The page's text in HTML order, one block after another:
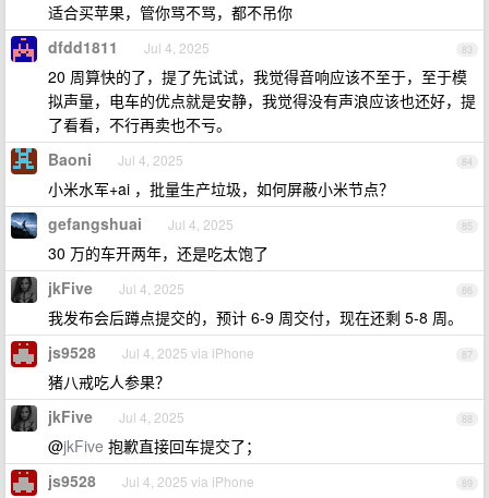
适合买苹果，管你骂不骂，都不吊你
83
dfdd1811 Jul 4, 2025
20 周算快的了，提了先试试，我觉得音响应该不至于，至于模
拟声量，电车的优点就是安静，我觉得没有声浪应该也还好，提
了看看，不行再卖也不亏。
84
Baoni Jul 4, 2025
小米水军+ai ，批量生产垃圾，如何屏蔽小米节点？
85
gefangshuai Jul 4, 2025
30 万的车开两年，还是吃太饱了
86
jkFive Jul 4, 2025
我发布会后蹲点提交的，预计 6-9 周交付，现在还剩 5-8 周。
87
js9528 Jul 4, 2025 via iPhone
猪八戒吃人参果？
88
jkFive Jul 4, 2025
@jkFive 抱歉直接回车提交了；
89
js9528 Jul 4, 2025 via iPhone